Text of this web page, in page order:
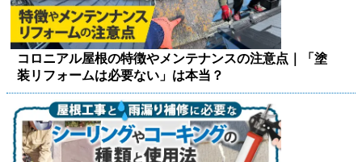
コロニアル屋根の特徴やメンテナンスの注意点｜「塗
装リフォームは必要ない」は本当？